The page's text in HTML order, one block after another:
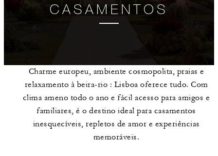
CASAMENTOS
Charme europeu, ambiente cosmopolita, praias e
relaxamento à beira-rio : Lisboa oferece tudo. Com
clima ameno todo o ano e fácil acesso para amigos e
familiares, é o destino ideal para casamentos
inesquecíveis, repletos de amor e experiências
memoráveis.